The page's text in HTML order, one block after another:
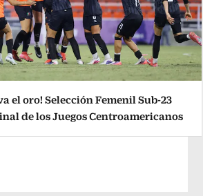
el oro! Selección Femenil Sub-23
de los Juegos Centroamericanos